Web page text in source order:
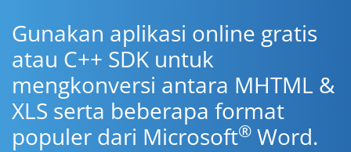
Gunakan aplikasi online gratis
atau C++ SDK untuk
mengkonversi antara MHTML &
XLS serta beberapa format
populer dari Microsoft® Word.